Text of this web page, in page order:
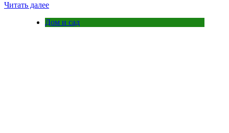
Читать далее
Дом и сад